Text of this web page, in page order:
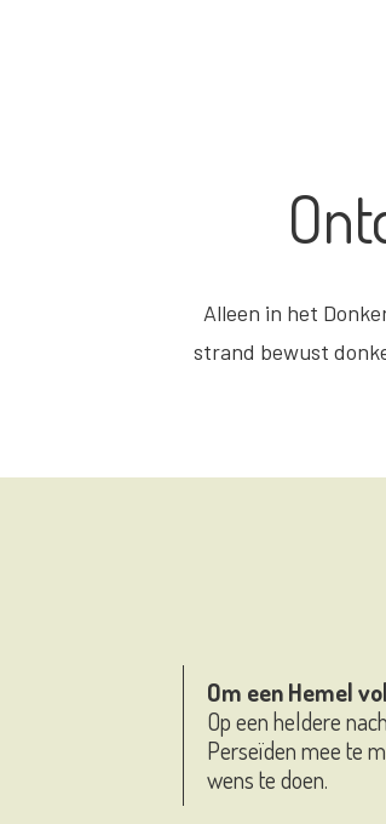
Alleen in het
strand bewust
Om een Hemel
Op een heldere
Perseïden mee te
wens te doen.